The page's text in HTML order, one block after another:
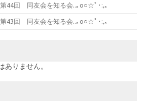
44回 同友会を知る会..｡o○☆ﾟ･:,｡
43回 同友会を知る会..｡o○☆ﾟ･:,｡
ありません。